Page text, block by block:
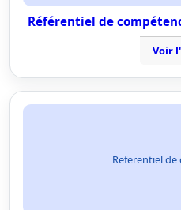
Référentiel de
Voir
Referentiel